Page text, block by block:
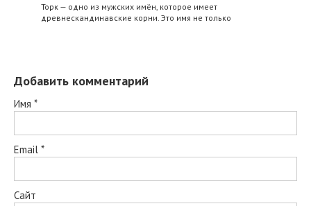
Торк — одно из мужских имён, которое имеет
древнескандинавские корни. Это имя не только
Добавить комментарий
Имя *
Email *
Сайт